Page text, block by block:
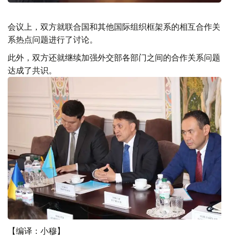
会议上，双方就联合国和其他国际组织框架系的相互合作关
系热点问题进行了讨论。
此外，双方还就继续加强外交部各部门之间的合作关系问题
达成了共识。
【编译：小穆】